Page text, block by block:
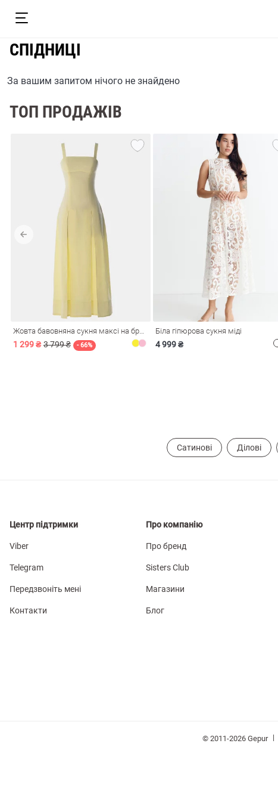
На
СПІДНИЦІ
За вашим запитом нічого не знайдено
ТОП ПРОДАЖІВ
1 299 ₴ 3 799 ₴ - 66%
Біла гіпюрова сукня міді
4 999 ₴
Сатинові Ділові
Центр підтримки
Viber
Telegram
Передзвоніть мені
Контакти
Про компанію
Про бренд
Sisters Club
Магазини
Блог
© 2011-2026 Gepur |